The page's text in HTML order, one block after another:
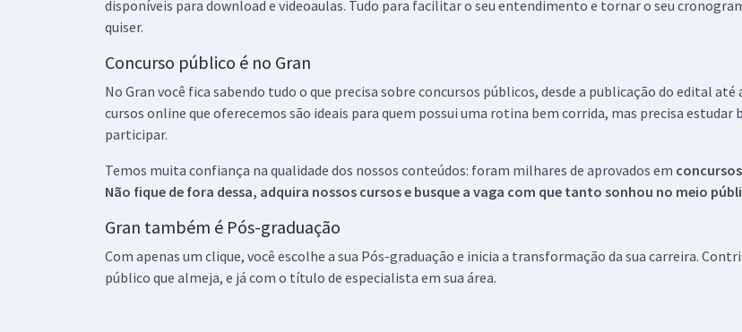
disponíveis para download e videoaulas. Tudo para facilitar o seu entendimento e tornar o seu
quiser.
Concurso público é no Gran
No Gran você fica sabendo tudo o que precisa sobre concursos públicos, desde a publicação do edital
cursos online que oferecemos são ideais para quem possui uma rotina bem corrida, mas precisa estudar
participar.
Temos muita confiança na qualidade dos nossos conteúdos: foram milhares de aprovados em
Não fique de fora dessa, adquira nossos cursos e busque a vaga com que tanto sonhou no meio
Gran também é Pós-graduação
Com apenas um clique, você escolhe a sua Pós-graduação e inicia a transformação da sua carreira.
público que almeja, e já com o título de especialista em sua área.